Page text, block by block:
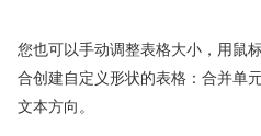
您也可以手动调整表格大小，用鼠
合创建自定义形状的表格：合并单
文本方向。